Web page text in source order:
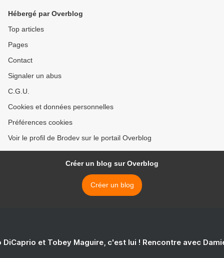
Hébergé par Overblog
Top articles
Pages
Contact
Signaler un abus
C.G.U.
Cookies et données personnelles
Préférences cookies
Voir le profil de Brodev sur le portail Overblog
Créer un blog sur Overblog
Créer un blog
DiCaprio et Tobey Maguire, c'est lui ! Rencontre avec